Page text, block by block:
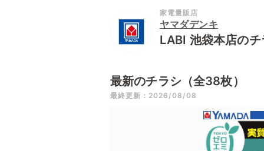
家電量販店
ヤマダデンキ
LABI 池袋本店のチ
最新のチラシ（全38枚）
最終更新：2026/08/08